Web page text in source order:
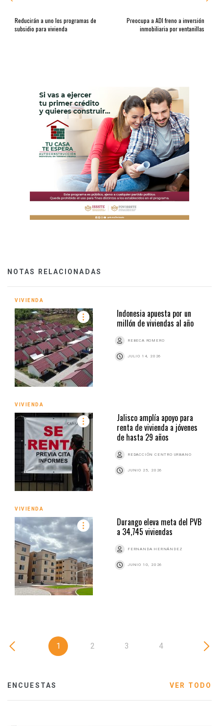
Reducirán a uno los programas de
subsidio para vivienda
Preocupa a ADI freno a inversión
inmobiliaria por ventanillas
NOTAS RELACIONADAS
VIVIENDA
Indonesia apuesta por un
millón de viviendas al año
REBECA ROMERO
JULIO 14, 2026
VIVIENDA
Jalisco amplía apoyo para
renta de vivienda a jóvenes
de hasta 29 años
REDACCIÓN CENTRO URBANO
JUNIO 25, 2026
VIVIENDA
Durango eleva meta del PVB
a 34,745 viviendas
FERNANDA HERNÁNDEZ
JUNIO 10, 2026
1 2 3 4
ENCUESTAS VER TODO